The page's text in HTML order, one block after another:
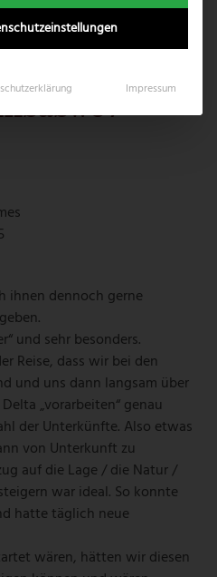
/
ihnen dennoch gerne
und sehr besonders.
Reise, dass wir bei den
und uns dann langsam über
„vorarbeiten“ genau
der Unterkünfte. Also etwas
von Unterkunft zu
auf die Lage / die Natur /
war ideal. So konnte
hatte täglich neue
wären, hätten wir diesen
Impressum